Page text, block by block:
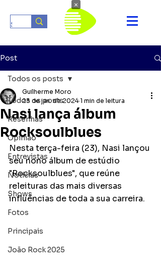
Post
Todos os posts
Resenhas
Opinião
Entrevistas
Notícias
Shows
Fotos
Principais
João Rock 2025
Todos os posts
Nasi lança álbum
Rocksoulblues
Guilherme Moro
23 de jan. de 2024 1 min de leitura
Nesta terça-feira (23), Nasi lançou
seu nono álbum de estúdio
"Rocksoulblues", que reúne
releituras das mais diversas
influências de toda a sua carreira.
×